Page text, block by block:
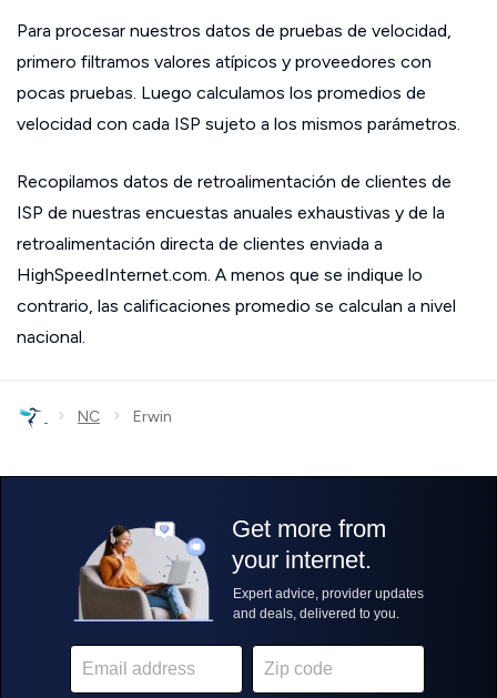
Para procesar nuestros datos de pruebas de velocidad,
primero filtramos valores atípicos y proveedores con
pocas pruebas. Luego calculamos los promedios de
velocidad con cada ISP sujeto a los mismos parámetros.
Recopilamos datos de retroalimentación de clientes de
ISP de nuestras encuestas anuales exhaustivas y de la
retroalimentación directa de clientes enviada a
HighSpeedInternet.com. A menos que se indique lo
contrario, las calificaciones promedio se calculan a nivel
nacional.
› NC › Erwin